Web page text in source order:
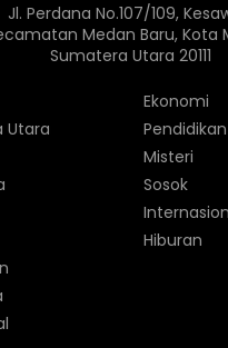
Jl. Perdana No.107/109,
Medan Baru, Kota
Sumatera Utara 20111
Utara
Ekonomi
Pendidikan
Misteri
Sosok
Hiburan